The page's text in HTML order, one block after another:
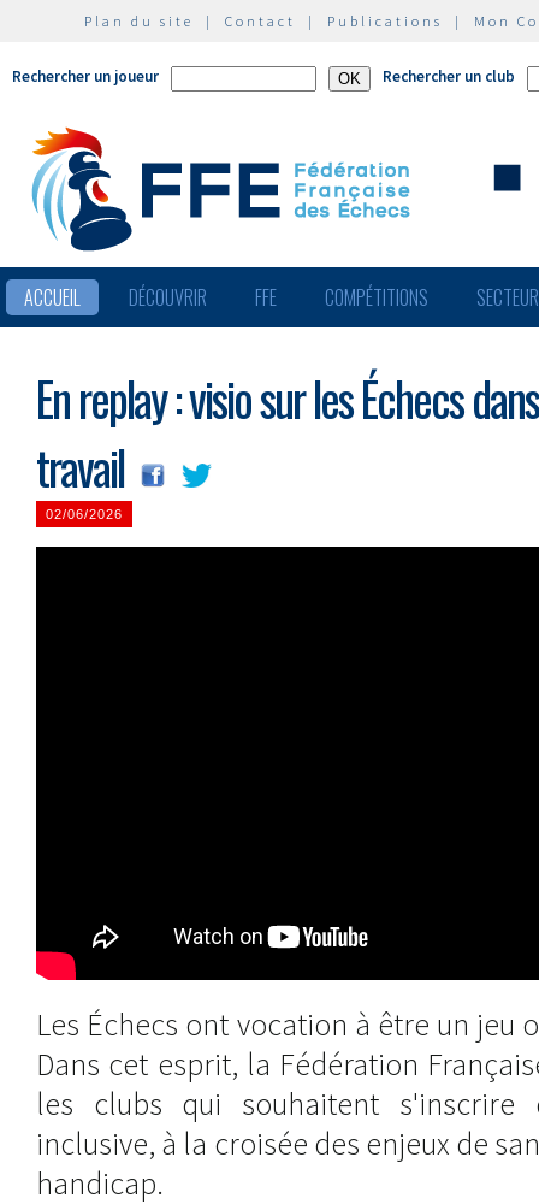
Plan du site | Contact | Publications | Mon
Rechercher un joueur Rechercher un club
ACCUEIL DÉCOUVRIR FFE COMPÉTITIONS
En replay : visio sur les Échecs
travail
02/06/2026
Les Échecs ont vocation à être un jeu
Dans cet esprit, la Fédération
les clubs qui souhaitent s'inscrire
inclusive, à la croisée des enjeux de
handicap.